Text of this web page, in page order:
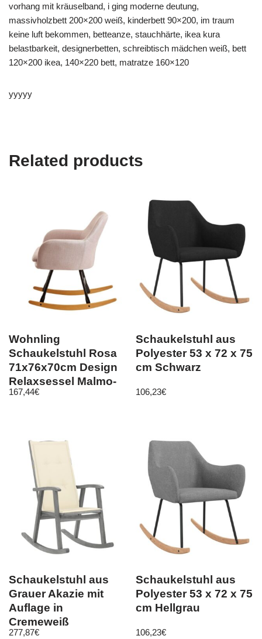
vorhang mit kräuselband, i ging moderne deutung,
massivholzbett 200×200 weiß, kinderbett 90×200, im traum
keine luft bekommen, betteanze, stauchhärte, ikea kura
belastbarkeit, designerbetten, schreibtisch mädchen weiß, bett
120×200 ikea, 140×220 bett, matratze 160×120
yyyyy
Related products
Wohnling
Schaukelstuhl Rosa
71x76x70cm Design
Relaxsessel Malmo-
Stoff / Holz | Schwin
167,44€
Schaukelstuhl aus
Polyester 53 x 72 x 75
cm Schwarz
106,23€
Schaukelstuhl aus
Grauer Akazie mit
Auflage in
Cremeweiß
277,87€
Schaukelstuhl aus
Polyester 53 x 72 x 75
cm Hellgrau
106,23€